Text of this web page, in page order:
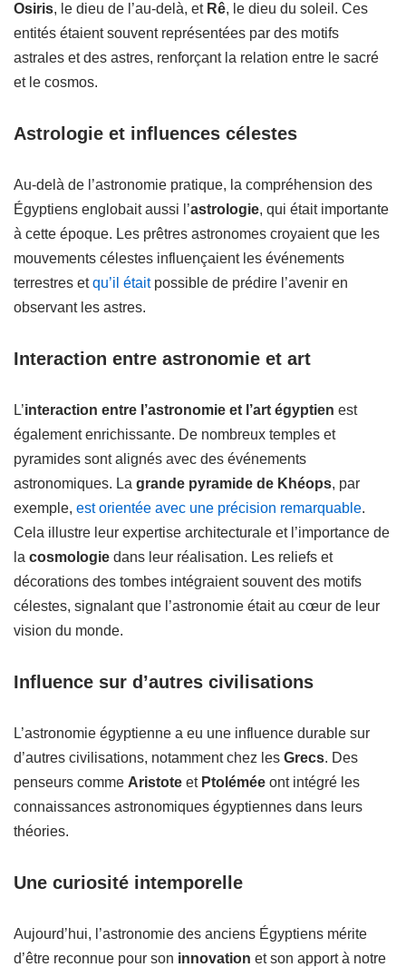
Osiris, le dieu de l’au-delà, et Rê, le dieu du soleil. Ces
entités étaient souvent représentées par des motifs
astrales et des astres, renforçant la relation entre le sacré
et le cosmos.
Astrologie et influences célestes
Au-delà de l’astronomie pratique, la compréhension des
Égyptiens englobait aussi l’astrologie, qui était importante
à cette époque. Les prêtres astronomes croyaient que les
mouvements célestes influençaient les événements
terrestres etqu’il étaitpossible de prédire l’avenir en
observant les astres.
Interaction entre astronomie et art
L’interaction entre l’astronomie et l’art égyptien est
également enrichissante. De nombreux temples et
pyramides sont alignés avec des événements
astronomiques. La grande pyramide de Khéops, par
exemple, est orientée avec une précision remarquable.
Cela illustre leur expertise architecturale et l’importance de
la cosmologie dans leur réalisation. Les reliefs et
décorations des tombes intégraient souvent des motifs
célestes, signalant que l’astronomie était au cœur de leur
vision du monde.
Influence sur d’autres civilisations
L’astronomie égyptienne a eu une influence durable sur
d’autres civilisations, notamment chez les Grecs. Des
penseurs comme Aristote et Ptolémée ont intégré les
connaissances astronomiques égyptiennes dans leurs
théories.
Une curiosité intemporelle
Aujourd’hui, l’astronomie des anciens Égyptiens mérite
d’être reconnue pour son innovation et son apport à notre